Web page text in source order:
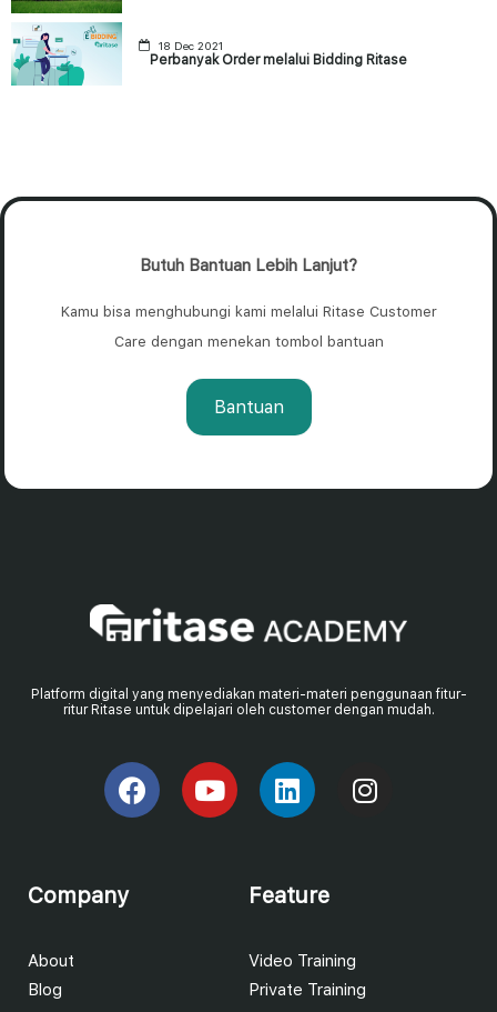
18 Dec 2021
Perbanyak Order melalui Bidding Ritase
Butuh Bantuan Lebih Lanjut?
Kamu bisa menghubungi kami melalui Ritase Customer
Care dengan menekan tombol bantuan
Bantuan
Platform digital yang menyediakan materi-materi penggunaan fitur-
ritur Ritase untuk dipelajari oleh customer dengan mudah.
Company
About
Blog
Feature
Video Training
Private Training